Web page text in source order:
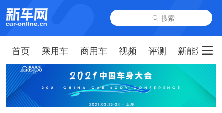
搜索
首页 乘用车 商用车 视频 评测 新能源